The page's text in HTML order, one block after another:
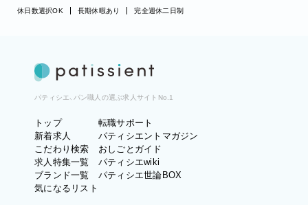
休日数選択OK
長期休暇あり 完全週休二日制
パティシエ、パン職人の選ぶ求人サイトNo.1
トップ
新着求人
こだわり検索
求人特集一覧
ブランド一覧
気になるリスト
転職サポート
パティシエントマガジン
おしごとガイド
パティシエwiki
パティシエ世論BOX